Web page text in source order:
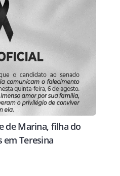
de Marina, filha do
Teresina